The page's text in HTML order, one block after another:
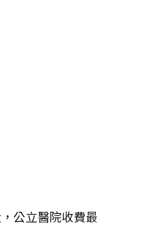
公立醫院收費最